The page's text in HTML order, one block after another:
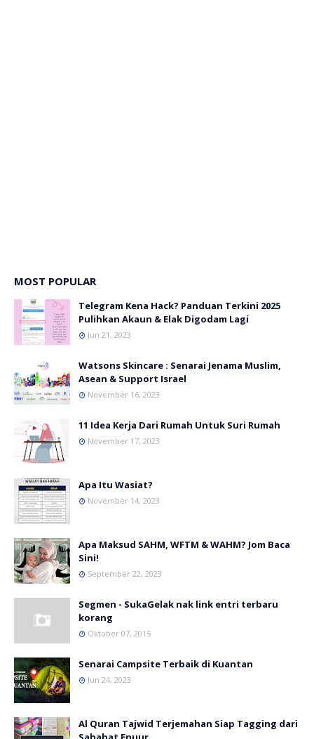
MOST POPULAR
Telegram Kena Hack? Panduan Terkini 2025
Pulihkan Akaun & Elak Digodam Lagi
Jun 21, 2023
Watsons Skincare : Senarai Jenama Muslim,
Asean & Support Israel
November 16, 2023
11 Idea Kerja Dari Rumah Untuk Suri Rumah
November 17, 2023
Apa Itu Wasiat?
November 14, 2023
Apa Maksud SAHM, WFTM & WAHM? Jom Baca
Sini!
September 22, 2023
Segmen - SukaGelak nak link entri terbaru
korang
Oktober 07, 2015
Senarai Campsite Terbaik di Kuantan
Jun 24, 2023
Al Quran Tajwid Terjemahan Siap Tagging dari